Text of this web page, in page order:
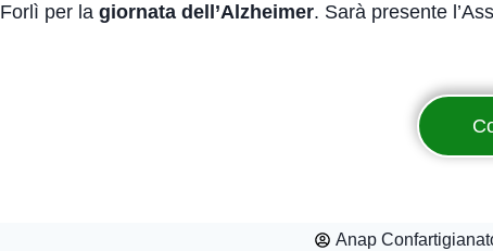
Forlì per la giornata dell’Alzheimer. Sarà presente
Anap